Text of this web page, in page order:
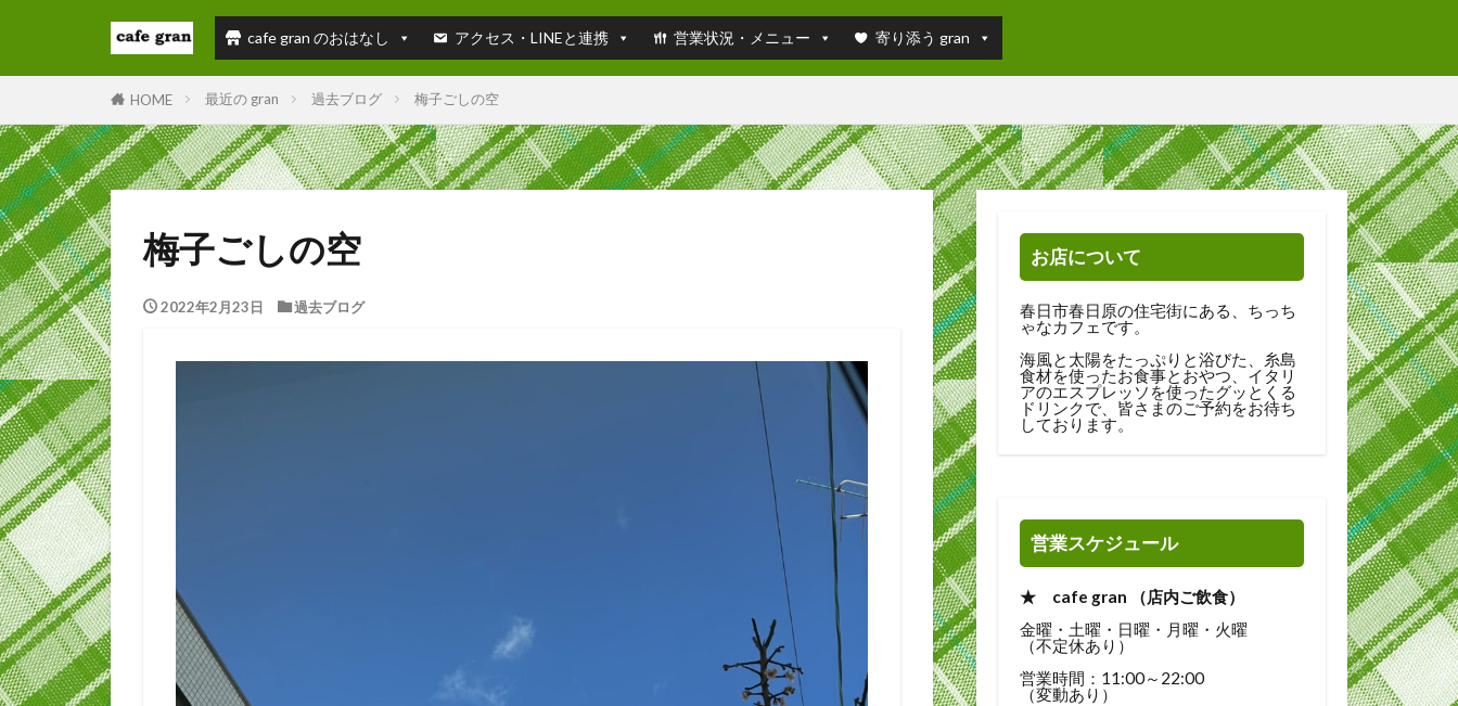
cafe gran のおはなし アクセス・LINEと連携 営業状況・メニュー 寄り添う gran
HOME 最近の gran 過去ブログ 梅子ごしの空
梅子ごしの空
2022年2月23日 過去ブログ
お店について
春日市春日原の住宅街にある、ちっち
ゃなカフェです。
海風と太陽をたっぷりと浴びた、糸島
食材を使ったお食事とおやつ、イタリ
アのエスプレッソを使ったグッとくる
ドリンクで、皆さまのご予約をお待ち
しております。
営業スケジュール
★ cafe gran （店内ご飲食）
金曜・土曜・日曜・月曜・火曜
（不定休あり）
営業時間：11:00～22:00
（変動あり）